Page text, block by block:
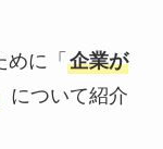
に「 企業が
について紹介